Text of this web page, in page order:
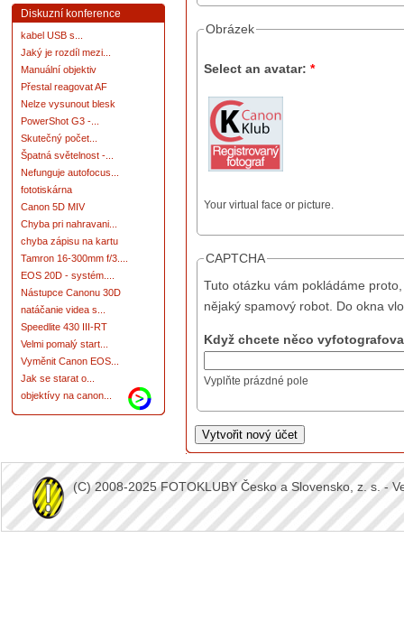
Diskuzní konference
kabel USB s...
Jaký je rozdíl mezi...
Manuální objektiv
Přestal reagovat AF
Nelze vysunout blesk
PowerShot G3 -...
Skutečný počet...
Špatná světelnost -...
Nefunguje autofocus...
fototiskárna
Canon 5D MIV
Chyba pri nahravani...
chyba zápisu na kartu
Tamron 16-300mm f/3....
EOS 20D - systém....
Nástupce Canonu 30D
natáčanie videa s...
Speedlite 430 III-RT
Velmi pomalý start...
Vyměnit Canon EOS...
Jak se starat o...
objektívy na canon...
Obrázek
Select an avatar: *
Your virtual face or picture.
CAPTCHA
Tuto otázku vám pokládáme
nějaký spamový robot. Do okna
Když chcete něco
Vyplňte prázdné pole
(C) 2008-2025 FOTOKLUBY Česko a Slovensko, z. s. -